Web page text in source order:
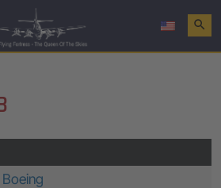
search
Boeing